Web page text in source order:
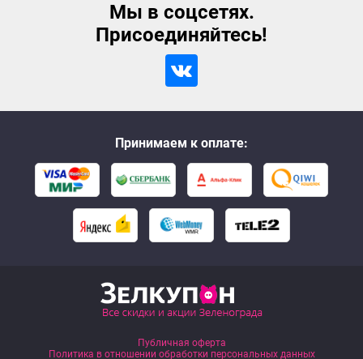
Мы в соцсетях.
Присоединяйтесь!
Принимаем к оплате:
Публичная оферта
Политика в отношении обработки персональных данных